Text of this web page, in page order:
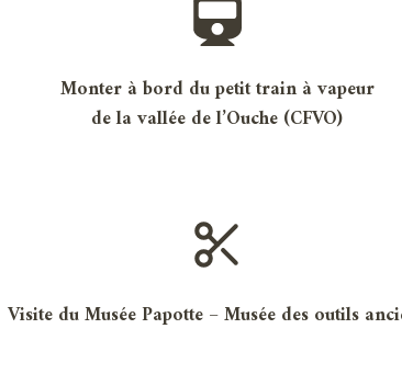
Monter à bord du petit train à vapeur
de la vallée de l’Ouche (CFVO)
Visite du Musée Papotte – Musée des outils